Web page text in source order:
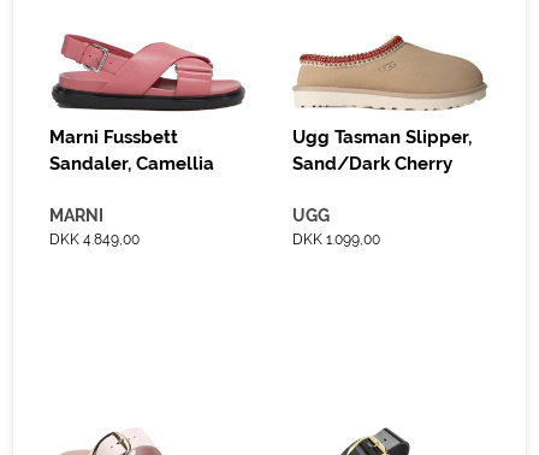
Marni Fussbett
Sandaler, Camellia
MARNI
DKK 4.849,00
Ugg Tasman Slipper,
Sand/Dark Cherry
UGG
DKK 1.099,00